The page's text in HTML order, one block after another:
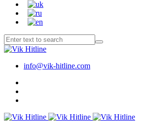
info@vik-hitline.com